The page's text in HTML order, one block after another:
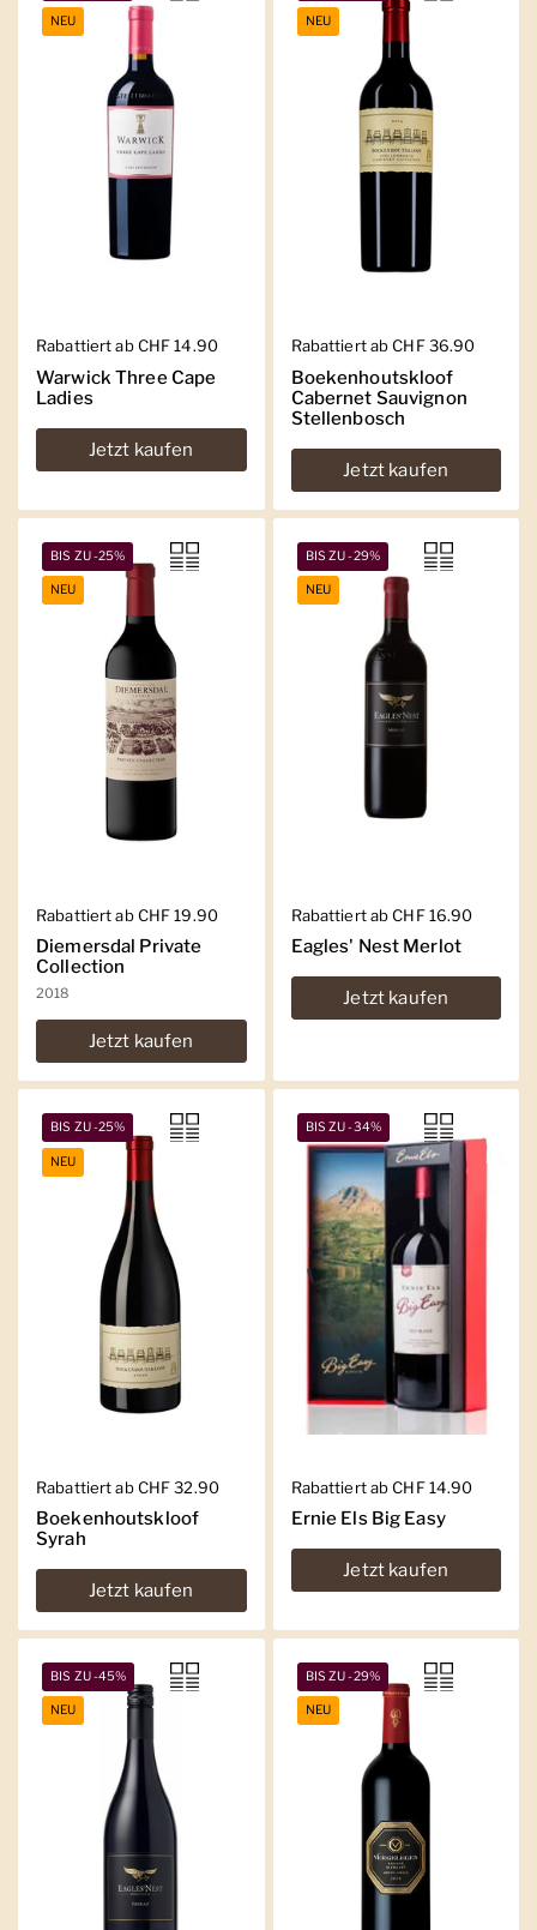
Regulärer Preis
Rabattiert ab CHF 14.90
Warwick Three Cape
Ladies
Jetzt kaufen
NEU
Regulärer Preis
Rabattiert ab CHF 36.90
Boekenhoutskloof
Cabernet Sauvignon
Stellenbosch
Jetzt kaufen
NEU
Regulärer Preis
Rabattiert ab CHF 19.90
Diemersdal Private
Collection
2018
Jetzt kaufen
BIS ZU -25%
NEU
Regulärer Preis
Rabattiert ab CHF 16.90
Eagles' Nest Merlot
Jetzt kaufen
BIS ZU -29%
NEU
Regulärer Preis
Rabattiert ab CHF 32.90
Boekenhoutskloof
Syrah
Jetzt kaufen
BIS ZU -25%
NEU
Regulärer Preis
Rabattiert ab CHF 14.90
Ernie Els Big Easy
Jetzt kaufen
BIS ZU -34%
BIS ZU -45%
NEU
BIS ZU -29%
NEU